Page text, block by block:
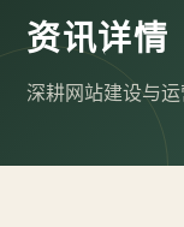
资讯详情
深耕网站建设与运